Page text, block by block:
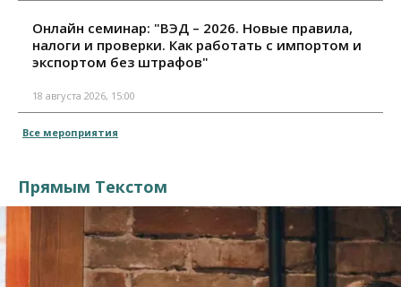
Онлайн семинар: "ВЭД – 2026. Новые правила,
налоги и проверки. Как работать с импортом и
экспортом без штрафов"
18 августа 2026, 15:00
Все мероприятия
Прямым Текстом